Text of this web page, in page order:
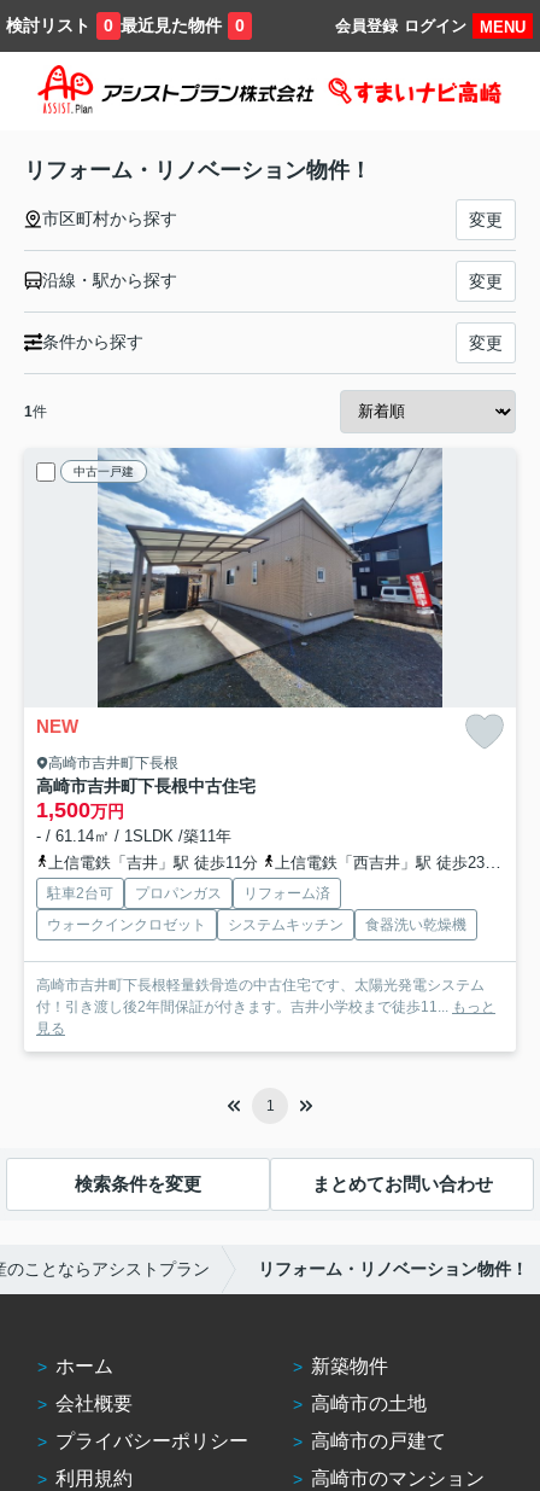
検討リスト 0 最近見た物件 0 MENU
ログイン
会員登録
リフォーム・リノベーション物件！
市区町村から探す 変更
沿線・駅から探す 変更
条件から探す 変更
1件
中古一戸建
NEW
高崎市吉井町下長根
高崎市吉井町下長根中古住宅
1,500万円
- / 61.14㎡ / 1SLDK /築11年
上信電鉄「吉井」駅 徒歩11分
上信電鉄「西吉井」駅 徒歩23分
駐車2台可 プロパンガス
リフォーム済
ウォークインクロゼット
システムキッチン 食器洗い乾燥機
高崎市吉井町下長根軽量鉄骨造の中古住宅です、太陽光発電システム
付！引き渡し後2年間保証が付きます。吉井小学校まで徒歩11...
もっと
見る
1
検索条件を変更 まとめてお問い合わせ
のことならアシストプラン リフォーム・リノベーション物件！
ホーム
会社概要
プライバシーポリシー
利用規約
新築物件
高崎市の土地
高崎市の戸建て
高崎市のマンション